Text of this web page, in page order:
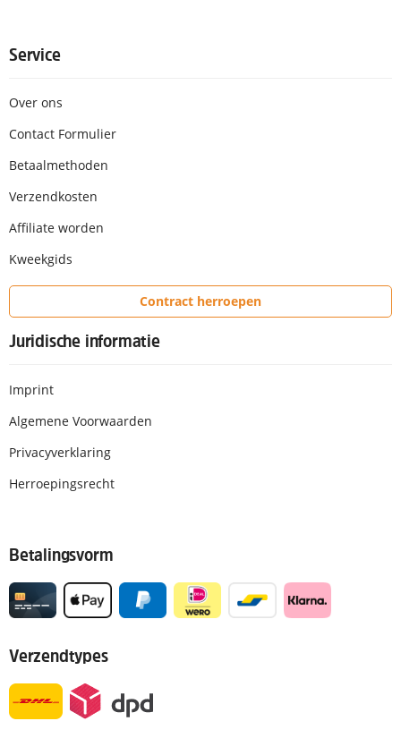
Service
Over ons
Contact Formulier
Betaalmethoden
Verzendkosten
Affiliate worden
Kweekgids
Contract herroepen
Juridische informatie
Imprint
Algemene Voorwaarden
Privacyverklaring
Herroepingsrecht
Betalingsvorm
Verzendtypes